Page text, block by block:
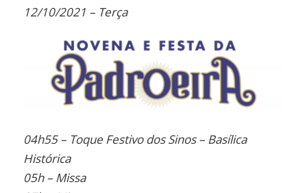
12/10/2021 – Terça
04h55 – Toque Festivo dos Sinos – Basílica
Histórica
05h – Missa